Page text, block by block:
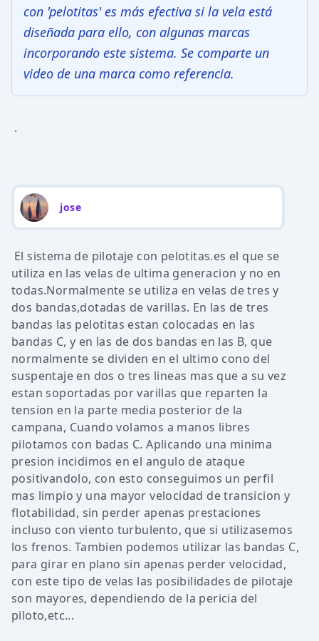
con 'pelotitas' es más efectiva si la vela está
diseñada para ello, con algunas marcas
incorporando este sistema. Se comparte un
video de una marca como referencia.
.
jose
El sistema de pilotaje con pelotitas.es el que se
utiliza en las velas de ultima generacion y no en
todas.Normalmente se utiliza en velas de tres y
dos bandas,dotadas de varillas. En las de tres
bandas las pelotitas estan colocadas en las
bandas C, y en las de dos bandas en las B, que
normalmente se dividen en el ultimo cono del
suspentaje en dos o tres lineas mas que a su vez
estan soportadas por varillas que reparten la
tension en la parte media posterior de la
campana, Cuando volamos a manos libres
pilotamos con badas C. Aplicando una minima
presion incidimos en el angulo de ataque
positivandolo, con esto conseguimos un perfil
mas limpio y una mayor velocidad de transicion y
flotabilidad, sin perder apenas prestaciones
incluso con viento turbulento, que si utilizasemos
los frenos. Tambien podemos utilizar las bandas C,
para girar en plano sin apenas perder velocidad,
con este tipo de velas las posibilidades de pilotaje
son mayores, dependiendo de la pericia del
piloto,etc...